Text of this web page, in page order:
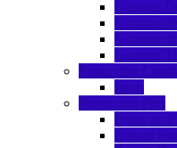
Guantes
Guantes
Guantes
Guantes
Protección
Fajas
Protección Pies
Botas de
Zapato